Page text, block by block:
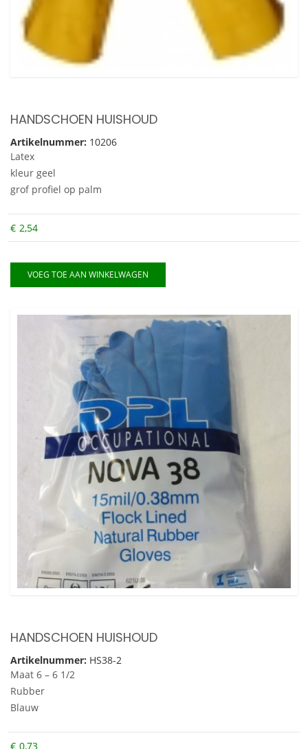
HANDSCHOEN HUISHOUD
Artikelnummer: 10206
Latex
kleur geel
grof profiel op palm
€ 2,54
VOEG TOE AAN WINKELWAGEN
HANDSCHOEN HUISHOUD
Artikelnummer: HS38-2
Maat 6 – 6 1/2
Rubber
Blauw
€ 0,73